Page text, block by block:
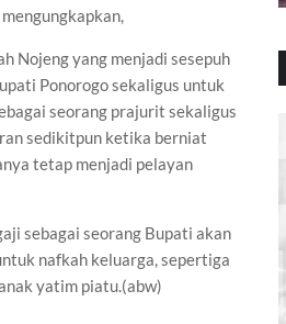
Nojeng yang menjadi sesepuh
Ponorogo sekaligus untuk
seorang prajurit sekaligus
sedikitpun ketika berniat
tetap menjadi pelayan
sebagai seorang Bupati akan
nafkah keluarga, sepertiga
yatim piatu.(abw)